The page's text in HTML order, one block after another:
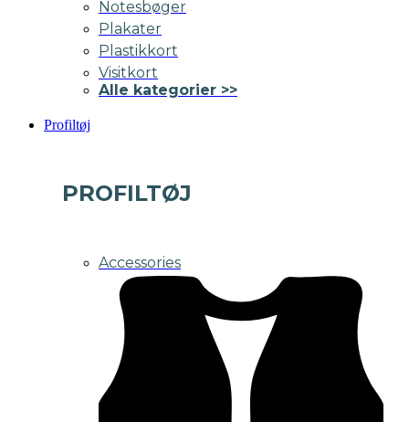
Notesbøger
Plakater
Plastikkort
Visitkort
Alle kategorier >>
Profiltøj
PROFILTØJ
Accessories